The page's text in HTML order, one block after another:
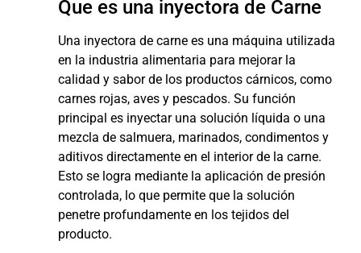
Que es una inyectora de Carne
Una inyectora de carne es una máquina utilizada
en la industria alimentaria para mejorar la
calidad y sabor de los productos cárnicos, como
carnes rojas, aves y pescados. Su función
principal es inyectar una solución líquida o una
mezcla de salmuera, marinados, condimentos y
aditivos directamente en el interior de la carne.
Esto se logra mediante la aplicación de presión
controlada, lo que permite que la solución
penetre profundamente en los tejidos del
producto.